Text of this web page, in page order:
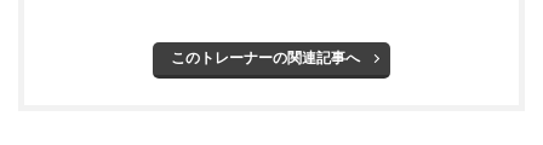
このトレーナーの関連記事へ